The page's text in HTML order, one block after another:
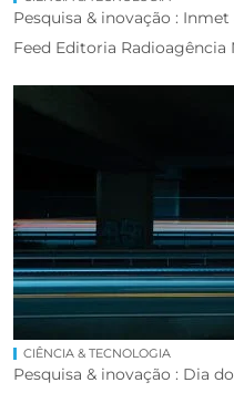
Pesquisa & inovação : Inmet
Feed Editoria Radioagência
CIÊNCIA & TECNOLOGIA
Pesquisa & inovação : Dia